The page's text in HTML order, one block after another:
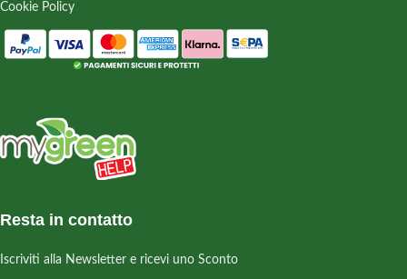
Cookie Policy
Resta in contatto
Iscriviti alla Newsletter e ricevi uno Sconto